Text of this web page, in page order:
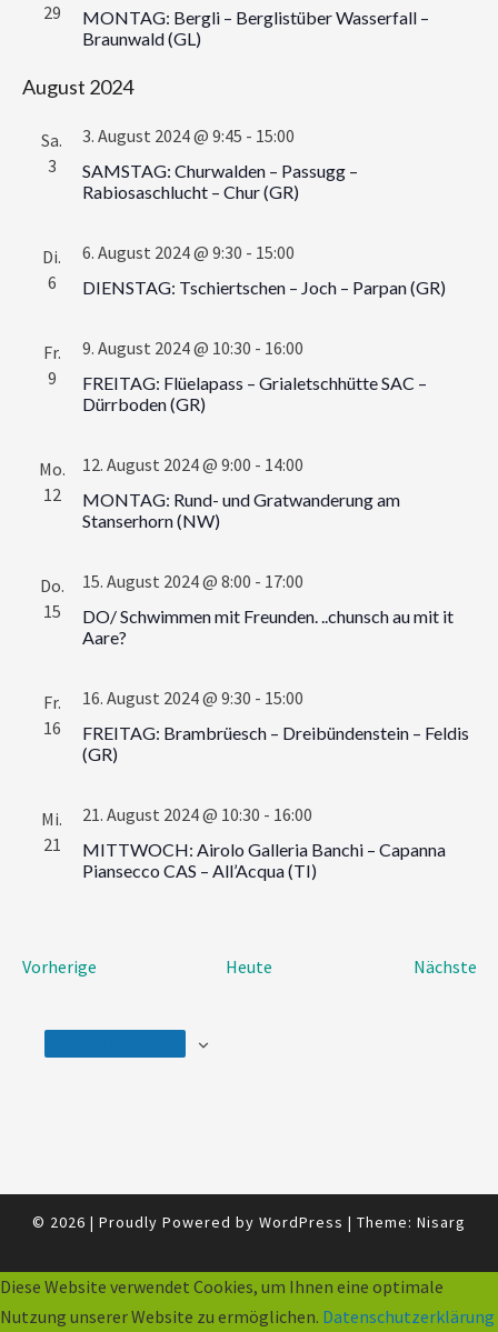
29
MONTAG: Bergli – Berglistüber Wasserfall –
Braunwald (GL)
August 2024
Sa.
3
SAMSTAG: Churwalden – Passugg –
Rabiosaschlucht – Chur (GR)
3. August 2024 @ 9:45 - 15:00
Di.
6
DIENSTAG: Tschiertschen – Joch – Parpan (GR)
6. August 2024 @ 9:30 - 15:00
Fr.
9
FREITAG: Flüelapass – Grialetschhütte SAC –
Dürrboden (GR)
9. August 2024 @ 10:30 - 16:00
Mo.
12
MONTAG: Rund- und Gratwanderung am
Stanserhorn (NW)
12. August 2024 @ 9:00 - 14:00
Do.
15
DO/ Schwimmen mit Freunden. ..chunsch au mit it
Aare?
15. August 2024 @ 8:00 - 17:00
Fr.
16
FREITAG: Brambrüesch – Dreibündenstein – Feldis
(GR)
16. August 2024 @ 9:30 - 15:00
Mi.
21
MITTWOCH: Airolo Galleria Banchi – Capanna
Piansecco CAS – All’Acqua (TI)
21. August 2024 @ 10:30 - 16:00
VorherigeVeranstaltungen Heute Nächste
© 2026 | Proudly Powered by WordPress | Theme: Nisarg
Diese Website verwendet Cookies, um Ihnen eine optimale
Nutzung unserer Website zu ermöglichen. Datenschutzerklärung